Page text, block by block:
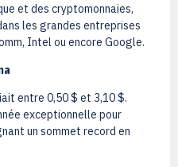
et des cryptomonnaies,
les grandes entreprises
Intel ou encore Google.
entre 0,50 $ et 3,10 $.
exceptionnelle pour
un sommet record en